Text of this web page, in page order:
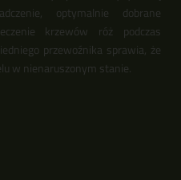
optymalnie dobrane
krzewów róż podczas
przewoźnika sprawia, że
w nienaruszonym stanie.